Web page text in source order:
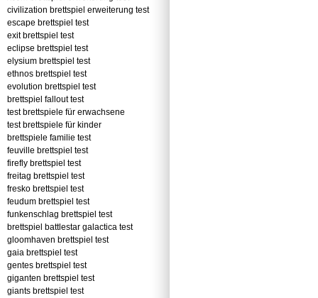
civilization brettspiel erweiterung test
escape brettspiel test
exit brettspiel test
eclipse brettspiel test
elysium brettspiel test
ethnos brettspiel test
evolution brettspiel test
brettspiel fallout test
test brettspiele für erwachsene
test brettspiele für kinder
brettspiele familie test
feuville brettspiel test
firefly brettspiel test
freitag brettspiel test
fresko brettspiel test
feudum brettspiel test
funkenschlag brettspiel test
brettspiel battlestar galactica test
gloomhaven brettspiel test
gaia brettspiel test
gentes brettspiel test
giganten brettspiel test
giants brettspiel test